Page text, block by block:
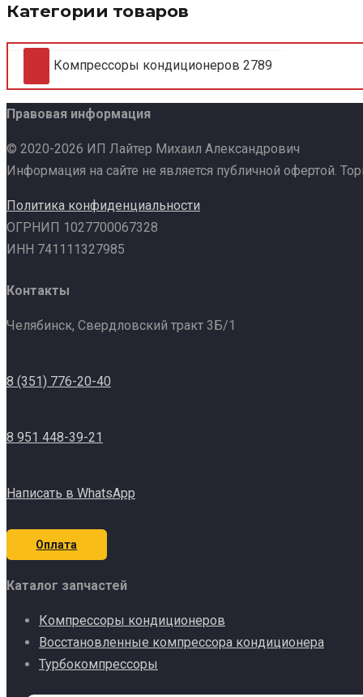
Категории товаров
Компрессоры кондиционеров 2789
Правовая информация
© 2020-2026 ИП Лайтер Михаил Александрович
Информация на сайте не является публичной офертой.
Политика конфиденциальности
ОГРНИП 1027700067328
ИНН 741111327985
Контакты
Челябинск, Свердловский тракт 3Б/1
8 (351) 776-20-40
8 951 448-39-21
Написать в WhatsApp
Оплата
Каталог запчастей
Компрессоры кондиционеров
Восстановленные компрессора кондиционера
Турбокомпрессоры